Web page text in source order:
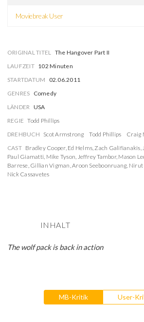
Moviebreak User
ORIGINAL TITEL The Hangover Part II
LAUFZEIT 102 Minuten
STARTDATUM
02.06.2011
GENRES Comedy
LÄNDER USA
REGIE Todd Phillips
DREHBUCH Scot Armstrong Todd Phillips
Craig
CAST Bradley Cooper, Ed Helms,Zach Galifianakis,
Paul Giamatti, Mike Tyson, Jeffrey Tambor, Mason
Barrese, Gillian Vigman,Aroon Seeboonruang, Nirut
Nick Cassavetes
INHALT
The wolf pack is back in action
MB-Kritik User-